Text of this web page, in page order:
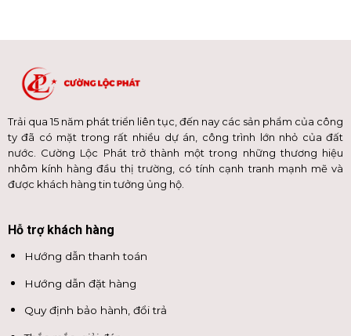
Trải qua 15 năm phát triển liên tục, đến nay các sản phẩm của công
ty đã có mặt trong rất nhiều dự án, công trình lớn nhỏ của đất
nước. Cường Lộc Phát trở thành một trong những thương hiệu
nhôm kính hàng đầu thị trường, có tính cạnh tranh mạnh mẽ và
được khách hàng tin tưởng ủng hộ.
Hỗ trợ khách hàng
Hướng dẫn thanh toán
Hướng dẫn đặt hàng
Quy định bảo hành, đổi trả